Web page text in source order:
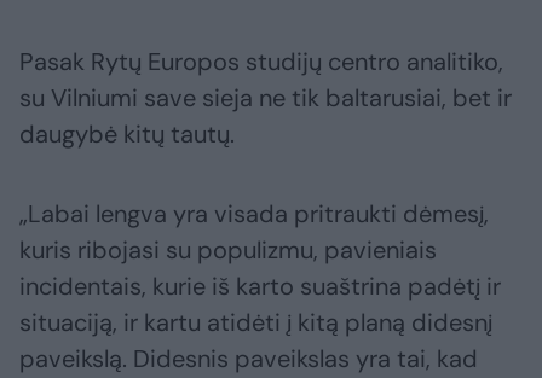
Pasak Rytų Europos studijų centro analitiko,
su Vilniumi save sieja ne tik baltarusiai, bet ir
daugybė kitų tautų.
„Labai lengva yra visada pritraukti dėmesį,
kuris ribojasi su populizmu, pavieniais
incidentais, kurie iš karto suaštrina padėtį ir
situaciją, ir kartu atidėti į kitą planą didesnį
paveikslą. Didesnis paveikslas yra tai, kad